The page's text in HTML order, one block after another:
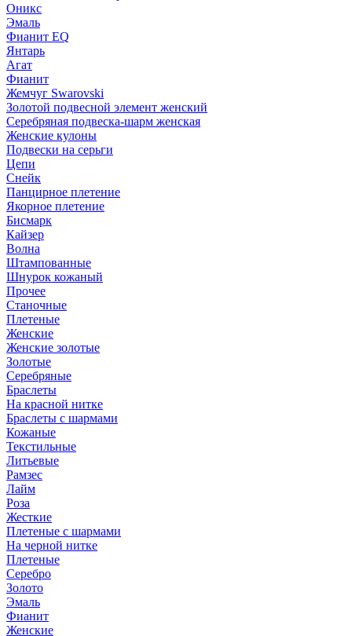
Оникс
Эмаль
Фианит EQ
Янтарь
Агат
Фианит
Жемчуг Swarovski
Золотой подвесной элемент женcкий
Серебряная подвеска-шарм женская
Женские кулоны
Подвески на серьги
Цепи
Снейк
Панцирное плетение
Якорное плетение
Бисмарк
Кайзер
Волна
Штампованные
Шнурок кожаный
Прочее
Станочные
Плетеные
Женские
Женские золотые
Золотые
Серебряные
Браслеты
На красной нитке
Браслеты с шармами
Кожаные
Текстильные
Литьевые
Рамзес
Лайм
Роза
Жесткие
Плетеные с шармами
На черной нитке
Плетеные
Серебро
Золото
Эмаль
Фианит
Женские